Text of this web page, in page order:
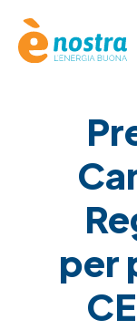
per